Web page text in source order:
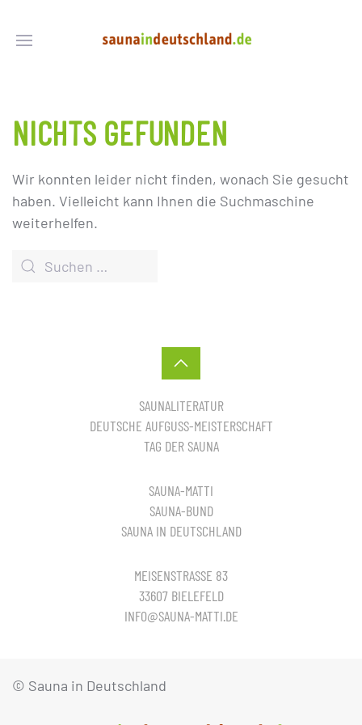
NICHTS GEFUNDEN
Wir konnten leider nicht finden, wonach Sie gesucht
haben. Vielleicht kann Ihnen die Suchmaschine
weiterhelfen.
SAUNALITERATUR
DEUTSCHE AUFGUSS-MEISTERSCHAFT
TAG DER SAUNA
SAUNA-MATTI
SAUNA-BUND
SAUNA IN DEUTSCHLAND
MEISENSTRASSE 83
33607 BIELEFELD
INFO@SAUNA-MATTI.DE
© Sauna in Deutschland